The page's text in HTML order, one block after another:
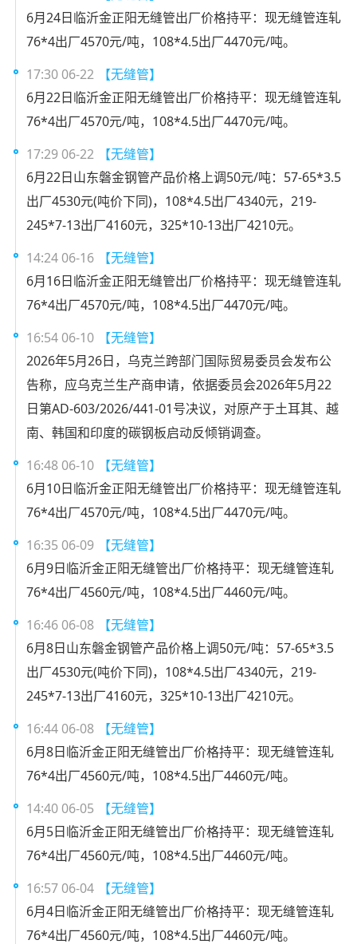
6月24日临沂金正阳无缝管出厂价格持平：现无缝管连轧
76*4出厂4570元/吨，108*4.5出厂4470元/吨。
17:30 06-22
【无缝管】
6月22日临沂金正阳无缝管出厂价格持平：现无缝管连轧
76*4出厂4570元/吨，108*4.5出厂4470元/吨。
17:29 06-22
【无缝管】
6月22日山东磐金钢管产品价格上调50元/吨：57-65*3.5
出厂4530元(吨价下同)，108*4.5出厂4340元，219-
245*7-13出厂4160元，325*10-13出厂4210元。
14:24 06-16
【无缝管】
6月16日临沂金正阳无缝管出厂价格持平：现无缝管连轧
76*4出厂4570元/吨，108*4.5出厂4470元/吨。
16:54 06-10
【无缝管】
2026年5月26日，乌克兰跨部门国际贸易委员会发布公
告称，应乌克兰生产商申请，依据委员会2026年5月22
日第AD-603/2026/441-01号决议，对原产于土耳其、越
南、韩国和印度的碳钢板启动反倾销调查。
16:48 06-10
【无缝管】
6月10日临沂金正阳无缝管出厂价格持平：现无缝管连轧
76*4出厂4570元/吨，108*4.5出厂4470元/吨。
16:35 06-09
【无缝管】
6月9日临沂金正阳无缝管出厂价格持平：现无缝管连轧
76*4出厂4560元/吨，108*4.5出厂4460元/吨。
16:46 06-08
【无缝管】
6月8日山东磐金钢管产品价格上调50元/吨：57-65*3.5
出厂4530元(吨价下同)，108*4.5出厂4340元，219-
245*7-13出厂4160元，325*10-13出厂4210元。
16:44 06-08
【无缝管】
6月8日临沂金正阳无缝管出厂价格持平：现无缝管连轧
76*4出厂4560元/吨，108*4.5出厂4460元/吨。
14:40 06-05
【无缝管】
6月5日临沂金正阳无缝管出厂价格持平：现无缝管连轧
76*4出厂4560元/吨，108*4.5出厂4460元/吨。
16:57 06-04
【无缝管】
6月4日临沂金正阳无缝管出厂价格持平：现无缝管连轧
76*4出厂4560元/吨，108*4.5出厂4460元/吨。